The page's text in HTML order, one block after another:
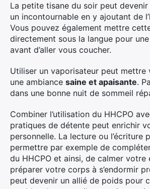
La petite tisane du soir peut
un incontournable en y ajoutant de
Vous pouvez également mettre
directement sous la langue pour
avant d’aller vous coucher.
Utiliser un vaporisateur peut mettre
une ambiance saine et apaisante.
dans une bonne nuit de sommeil
Combiner l’utilisation du HHCPO
pratiques de détente peut enrichir
personnelle. La lecture ou l’écriture
permettre par exemple de
du HHCPO et ainsi, de calmer votre
préparer votre corps à s’endormir
peut devenir un allié de poids pour